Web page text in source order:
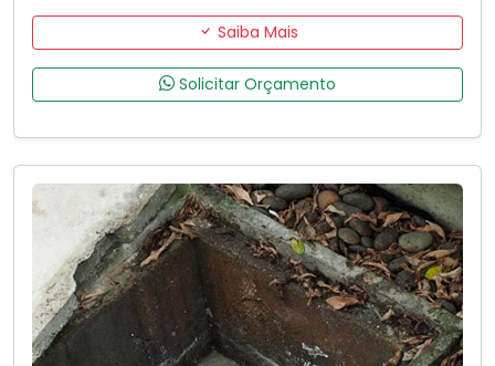
Saiba Mais
Solicitar Orçamento